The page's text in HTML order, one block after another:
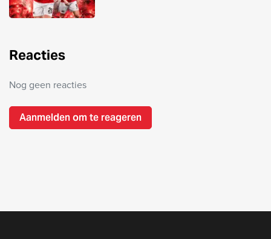
Reacties
Nog geen reacties
Aanmelden om te reageren